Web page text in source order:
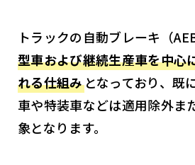
トラックの自動ブレーキ（
型車および継続生産車を中心
れる仕組みとなっており、既
車や特装車などは適用除外ま
象となります。